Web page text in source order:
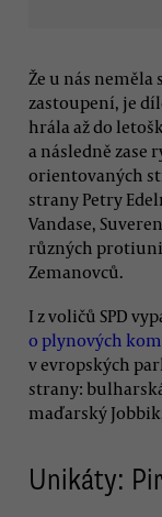
Že u nás neměla
zastoupení, je
hrála až do
a následně zase
orientovaných
strany Petry
Vandase,
různých
Zemanovců.
I z voličů SPD
o plynových
v evropských
strany:
maďarský
Unikáty: